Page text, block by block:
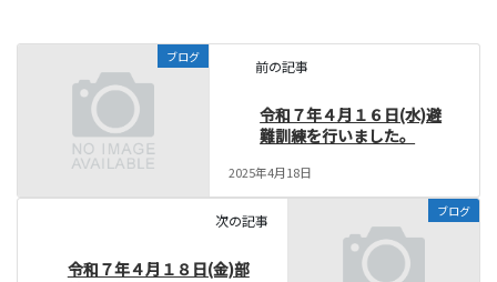
ブログ
前の記事
令和７年４月１６日(水)避
難訓練を行いました。
2025年4月18日
ブログ
次の記事
令和７年４月１８日(金)部